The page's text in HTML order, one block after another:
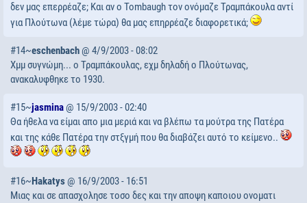
δεν μας επερρέαζε; Και αν ο Tombaugh τον ονόμαζε Τραμπάκουλα αντί
για Πλούτωνα (λέμε τώρα) θα μας επηρρέαζε διαφορετικά;
#14~eschenbach @ 4/9/2003 - 08:02
Χμμ συγνώμη... ο Τραμπάκουλας, εχμ δηλαδή ο Πλούτωνας,
ανακαλυφθηκε το 1930.
#15~jasmina@ 15/9/2003 - 02:40
Θα ήθελα να είμαι απο μια μεριά και να βλέπω τα μούτρα της Πατέρα
και της κάθε Πατέρα την στξγμή που θα διαβάζει αυτό το κείμενο..
#16~Hakatys @ 16/9/2003 - 16:51
Μιας και σε απασχολησε τοσο δες και την αποψη καποιου ονοματι